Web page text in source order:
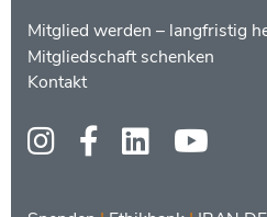
Menüs
Footer
2
Mitglied werden – langfristig
Mitgliedschaft schenken
Kontakt
Social
Media